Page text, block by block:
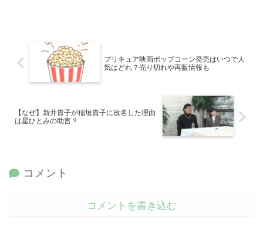
プリキュア映画ポップコーン発売はいつで人
気はどれ？売り切れや再販情報も
【なぜ】新井貴子が稲垣貴子に改名した理由
は星ひとみの助言？
コメント
コメントを書き込む